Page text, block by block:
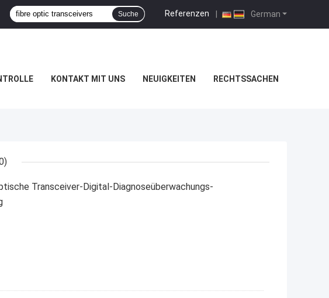
German
Referenzen |
Suche
KONTAKT MIT UNS NEUIGKEITEN RECHTSSACHEN
Transceiver-Digital-Diagnoseüberwachungs-